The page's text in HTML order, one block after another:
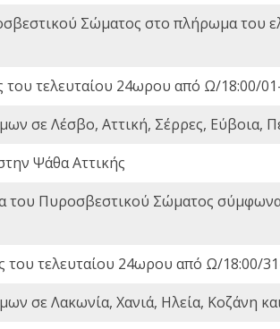
Σώματος στο πλήρωμα του
του τελευταίου 24ωρου από Ω/18:00/
σε Λέσβο, Αττική, Σέρρες, Εύβοια,
Ψάθα Αττικής
του Πυροσβεστικού Σώματος
του τελευταίου 24ωρου από Ω/18:00/
σε Λακωνία, Χανιά, Ηλεία, Κοζάνη